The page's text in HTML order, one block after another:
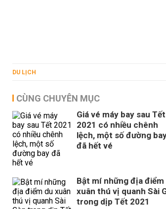
DU LỊCH
CÙNG CHUYÊN MỤC
Giá vé máy bay sau Tết
2021 có nhiều chênh
lệch, một số đường
đã hết vé
Bật mí những địa điểm
xuân thú vị quanh Sài
trong dịp Tết 2021